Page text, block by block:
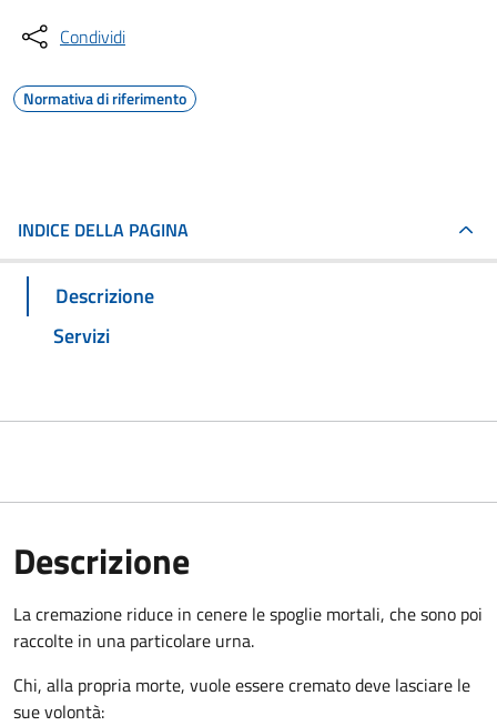
Condividi
Normativa di riferimento
INDICE DELLA PAGINA
Descrizione
Servizi
Descrizione
La cremazione riduce in cenere le spoglie mortali, che sono poi
raccolte in una particolare urna.
Chi, alla propria morte, vuole essere cremato deve lasciare le
sue volontà: